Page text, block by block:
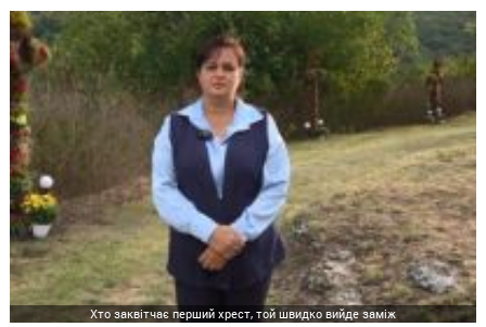
Хто заквітчає перший хрест, той швидко вийде заміж